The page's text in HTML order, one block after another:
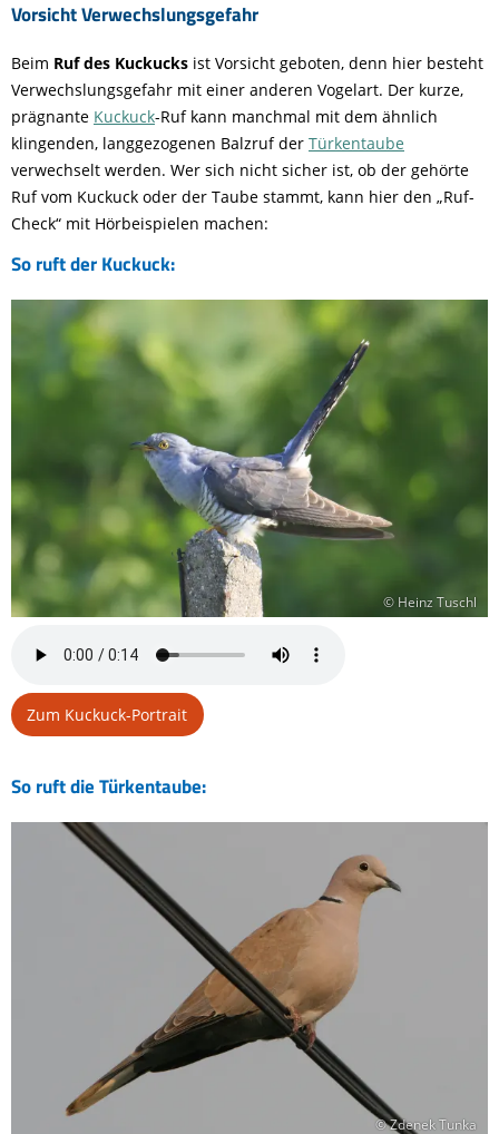
Vorsicht Verwechslungsgefahr
Beim Ruf des Kuckucks ist Vorsicht geboten, denn hier besteht
Verwechslungsgefahr mit einer anderen Vogelart. Der kurze,
prägnante Kuckuck-Ruf kann manchmal mit dem ähnlich
klingenden, langgezogenen Balzruf der Türkentaube
verwechselt werden. Wer sich nicht sicher ist, ob der gehörte
Ruf vom Kuckuck oder der Taube stammt, kann hier den „Ruf-
Check“ mit Hörbeispielen machen:
So ruft der Kuckuck:
© Heinz Tuschl
Zum Kuckuck-Portrait
So ruft die Türkentaube:
© Zdenek Tunka